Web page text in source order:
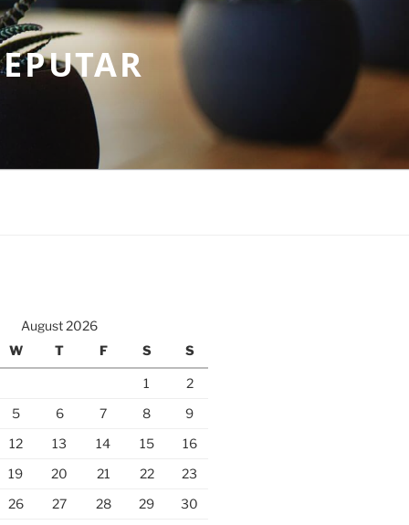
August 2026
W T F S S
1
2
5 6 7 8
9
12 13 14 15
16
19 20 21 22
23
26 27 28 29
30